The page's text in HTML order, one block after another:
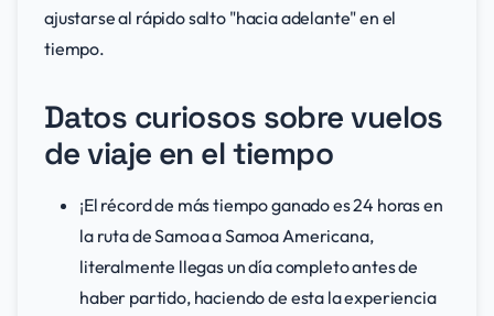
ajustarse al rápido salto "hacia adelante" en el
tiempo.
Datos curiosos sobre vuelos
de viaje en el tiempo
¡El récord de más tiempo ganado es 24 horas en
la ruta de Samoa a Samoa Americana,
literalmente llegas un día completo antes de
haber partido, haciendo de esta la experiencia